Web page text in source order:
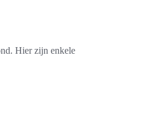
Hier zijn enkele